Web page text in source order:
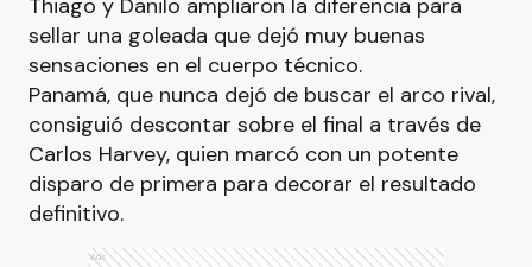
Thiago y Danilo ampliaron la diferencia para
sellar una goleada que dejó muy buenas
sensaciones en el cuerpo técnico.
Panamá, que nunca dejó de buscar el arco rival,
consiguió descontar sobre el final a través de
Carlos Harvey, quien marcó con un potente
disparo de primera para decorar el resultado
definitivo.
Ads